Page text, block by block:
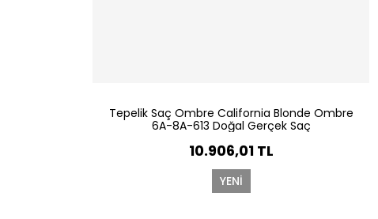
Tepelik Saç Ombre California Blonde Ombre
6A-8A-613 Doğal Gerçek Saç
10.906,01 TL
YENİ